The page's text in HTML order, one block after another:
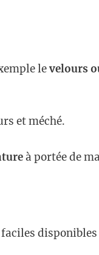
levelours
et méché.
à portée de
disponibles